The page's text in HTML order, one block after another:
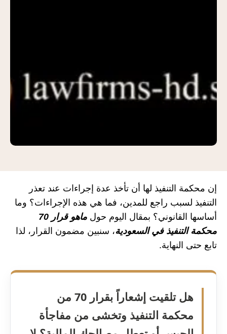
إن محكمة التنفيذ لها أن تأخذ عدة إجراءات عند تعذر
التنفيذ لسبب راجع للمدين، فما هي هذه الإجراءات؟ وما
أساسها القانوني؟ بمقال اليوم حول
ماهو قرار 70
محكمة التنفيذ في السعودية، سنبين مضمون القرار، لذا
تابع حتى النهاية.
هل تلقيت إشعاراً بقرار 70 من
محكمة التنفيذ وتخشى من مفاجأة